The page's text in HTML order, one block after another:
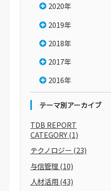
2020年
2019年
2018年
2017年
2016年
テーマ別アーカイブ
TDB REPORT
CATEGORY(1)
テクノロジー (23)
与信管理(10)
人材活用(43)